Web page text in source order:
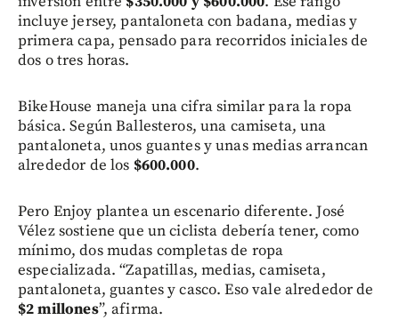
incluye jersey, pantaloneta con badana, medias y
primera capa, pensado para recorridos iniciales de
dos o tres horas.
BikeHouse maneja una cifra similar para la ropa
básica. Según Ballesteros, una camiseta, una
pantaloneta, unos guantes y unas medias arrancan
alrededor de los $600.000.
Pero Enjoy plantea un escenario diferente. José
Vélez sostiene que un ciclista debería tener, como
mínimo, dos mudas completas de ropa
especializada. “Zapatillas, medias, camiseta,
pantaloneta, guantes y casco. Eso vale alrededor de
$2 millones”, afirma.